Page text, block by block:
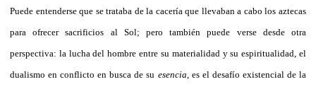
Puede entenderse que se trataba de la cacería que llevaban a cabo los aztecas
para ofrecer sacrificios al Sol; pero también puede verse desde otra
perspectiva: la lucha del hombre entre su materialidad y su espiritualidad, el
dualismo en conflicto en busca de su esencia , es el desafío existencial de la